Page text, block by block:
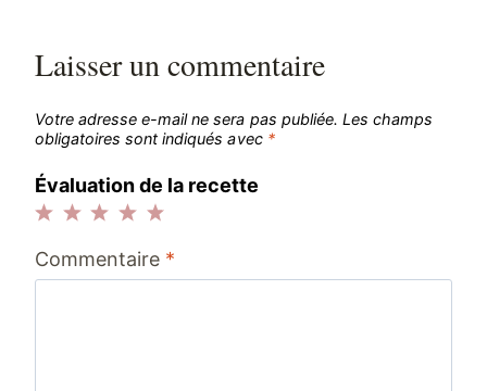
Laisser un commentaire
Votre adresse e-mail ne sera pas publiée. Les champs
obligatoires sont indiqués avec *
Évaluation de la recette
étoiles
étoiles
étoiles
étoiles
étoile
Commentaire *